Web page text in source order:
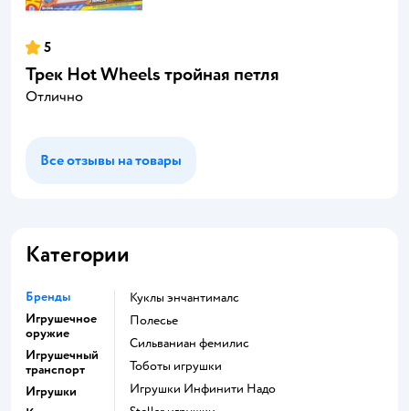
5
Трек Hot Wheels тройная петля
Отлично
Все отзывы на товары
Категории
Бренды
Игрушечное
оружие
Игрушечный
транспорт
Игрушки
Куклы энчантималс
Полесье
Сильваниан фемилис
Тоботы игрушки
Игрушки Инфинити Надо